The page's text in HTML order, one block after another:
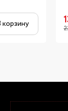
корзину